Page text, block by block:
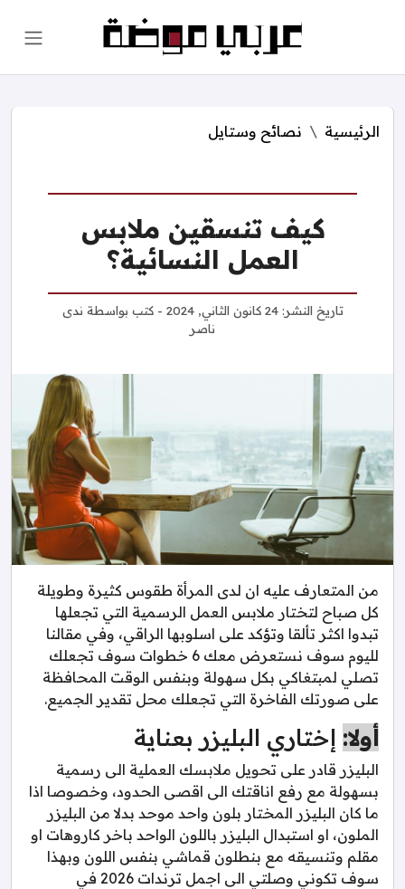
الرئيسية نصائح وستايل
كيف تنسقين ملابس
العمل النسائية؟
تاريخ النشر:24 كانون الثاني, 2024 - كتب بواسطة ندى
ناصر
من المتعارف عليه ان لدى المرأة طقوس كثيرة وطويلة
كل صباح لتختار ملابس العمل الرسمية التي تجعلها
تبدوا اكثر تألقا وتؤكد على اسلوبها الراقي، وفي مقالنا
لليوم سوف نستعرض معك 6 خطوات سوف تجعلك
تصلي لمبتغاكي بكل سهولة وبنفس الوقت المحافظة
على صورتك الفاخرة التي تجعلك محل تقدير الجميع.
أولا: إختاري البليزر بعناية
البليزر قادر على تحويل ملابسك العملية الى رسمية
بسهولة مع رفع اناقتك الى اقصى الحدود، وخصوصا اذا
ما كان البليزر المختار بلون واحد موحد بدلا من البليزر
الملون، او استبدال البليزر باللون الواحد باخر كاروهات او
مقلم وتنسيقه مع بنطلون قماشي بنفس اللون وبهذا
سوف تكوني وصلتي الى اجمل ترندات 2026 في